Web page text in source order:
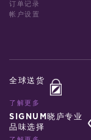
订单记录
帐户设置
全球送货
了解更多
SIGNUM晓庐专业
品味选择